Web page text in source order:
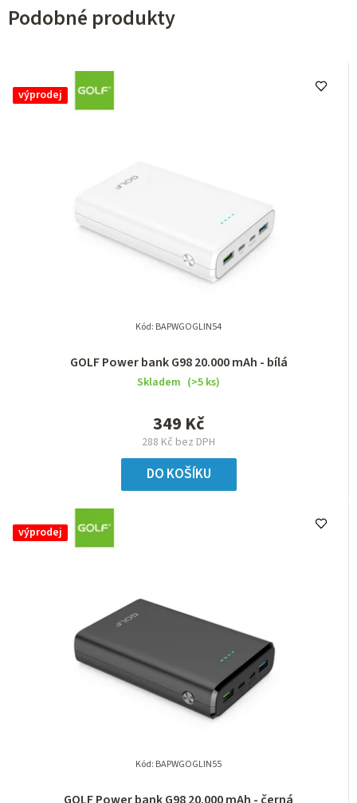
Podobné produkty
výprodej
GOLF Power bank G98 20.000 mAh - bílá
Skladem (>5 ks)
288 Kč bez DPH
349 Kč
DO KOŠÍKU
Kód: BAPWGOGLIN54
výprodej
GOLF Power bank G98 20.000 mAh - černá
Kód: BAPWGOGLIN55